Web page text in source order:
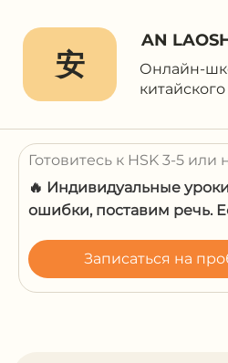
安
AN
Онлайн-
Готовитесь к HSK 3-5
🔥 Индивидуальные
ошибки, поставим речь.
Записаться на